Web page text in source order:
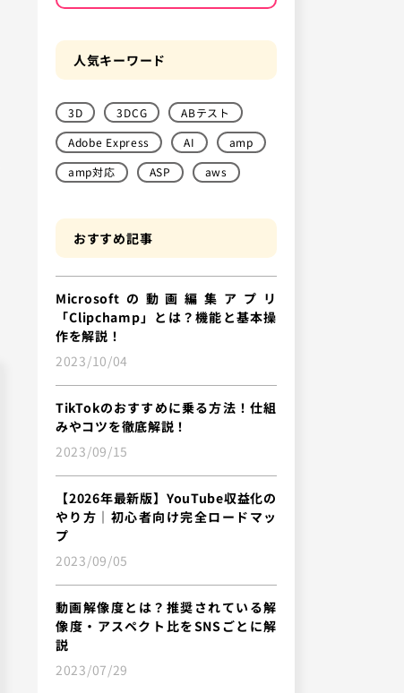
人気キーワード
3D 3DCG
ABテスト
Adobe Express
AI
amp
amp対応
ASP aws
おすすめ記事
Microsoftの動画編集アプリ
「Clipchamp」とは？機能と基本操
作を解説！
2023/10/04
TikTokのおすすめに乗る方法！仕組
みやコツを徹底解説！
2023/09/15
【2026年最新版】YouTube収益化の
やり方｜初心者向け完全ロードマッ
プ
2023/09/05
動画解像度とは？推奨されている解
像度・アスペクト比をSNSごとに解
説
2023/07/29